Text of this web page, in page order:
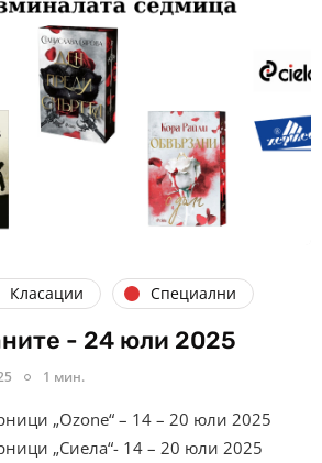
Класации Специални
- 24 юли 2025
1 мин.
„Ozone“ – 14 – 20 юли 2025
„Сиела“- 14 – 20 юли 2025